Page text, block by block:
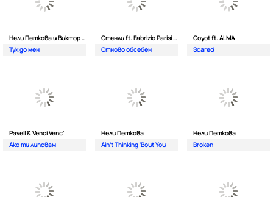
Нели Петкова и Виктор Калев
Тук до мен
Стенли ft. Fabrizio Parisi & The Editor
Отново обсебен
Coyot ft. ALMA
Scared
Pavell & Venci Venc'
Ако ти липсвам
Нели Петкова
Ain't Thinking 'Bout You
Нели Петкова
Broken